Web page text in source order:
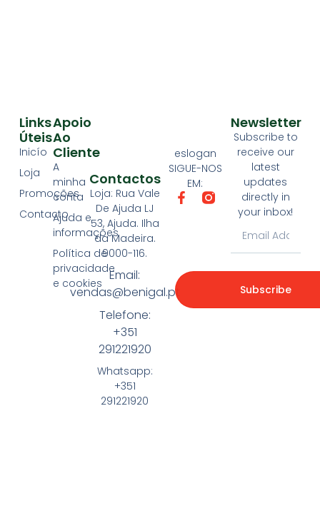
eslogan
SIGUE-NOS
EM:
Apoio
Ao
Cliente
A
minha
conta
Ajuda e
informações
Política de
privacidade
e cookies
Links
Úteis
Inicío
Loja
Promoções
Contacto
Contactos
Loja: Rua Vale
De Ajuda LJ
53, Ajuda. Ilha
da Madeira.
9000-116.
Email:
vendas@benigal.pt
Telefone:
+351
291221920
Whatsapp:
+351
291221920
Newsletter
Subscribe to
receive our
latest
updates
directly in
your inbox!
Subscribe